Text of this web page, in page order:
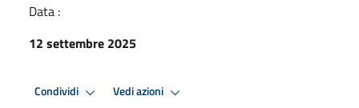
Data :
12 settembre 2025
Condividi Vedi azioni